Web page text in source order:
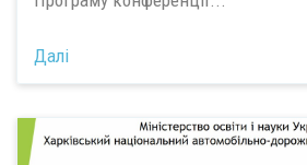
Далі